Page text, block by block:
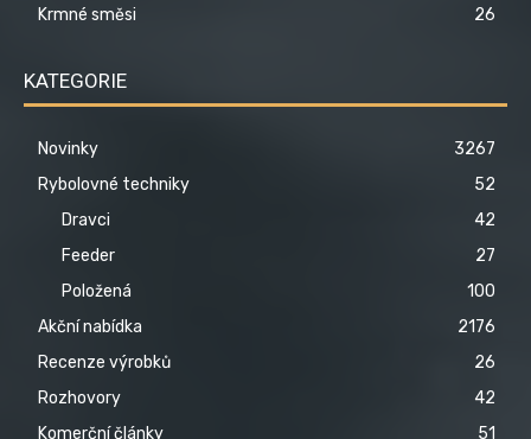
Krmné směsi
26
KATEGORIE
Novinky
3267
Rybolovné techniky
52
Dravci
42
Feeder
27
Položená
100
Akční nabídka
2176
Recenze výrobků
26
Rozhovory
42
Komerční články
51